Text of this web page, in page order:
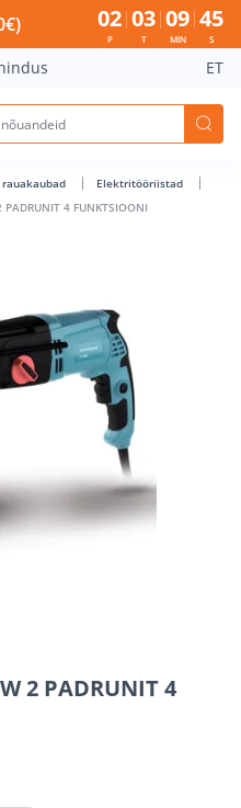
4 FUNKTSIOONI -
02
P
03
T
09
MIN
45
S
ET
Elektritööriistad
4 FUNKTSIOONI
2 PADRUNIT 4